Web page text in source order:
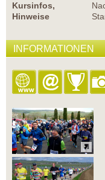
Kursinfos,
Hinweise
INFORMATIONEN